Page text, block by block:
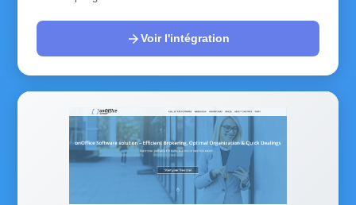
arrow_forwardVoir l'intégration